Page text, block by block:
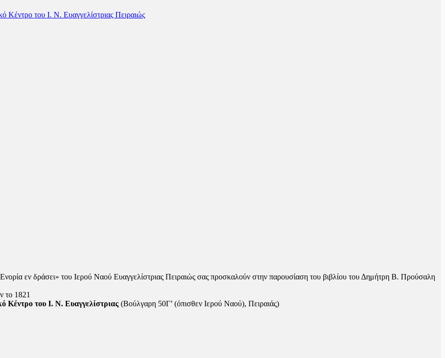
Κέντρο του Ι. N. Ευαγγελίστριας Πειραιώς
εν δράσει» του Ιερού Ναού Ευαγγελίστριας Πειραιώς σας προσκαλούν στην παρουσίαση του βιβλίου του Δημήτρη B. Προύσαλη
το 1821
του Ι. N. Ευαγγελίστριας (Βούλγαρη 50Γ’ (όπισθεν Ιερού Ναού), Πειραιάς)